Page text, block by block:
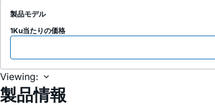
製品モデル
1Ku当たりの価格
Viewing:
製品情報